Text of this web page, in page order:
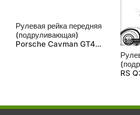
Рулевая рейка передняя
(подруливающая)
Porsche Cayman GT4
RS